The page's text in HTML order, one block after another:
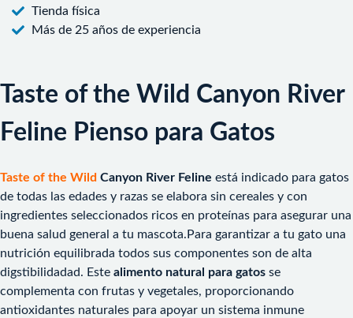
Tienda física
Más de 25 años de experiencia
Taste of the Wild Canyon River
Feline Pienso para Gatos
Taste of the Wild Canyon River Feline está indicado para gatos
de todas las edades y razas se elabora sin cereales y con
ingredientes seleccionados ricos en proteínas para asegurar una
buena salud general a tu mascota.Para garantizar a tu gato una
nutrición equilibrada todos sus componentes son de alta
digstibilidadad. Este alimento natural para gatos se
complementa con frutas y vegetales, proporcionando
antioxidantes naturales para apoyar un sistema inmune